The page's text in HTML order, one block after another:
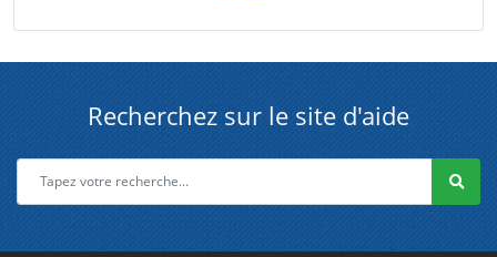
Recherchez sur le site d'aide